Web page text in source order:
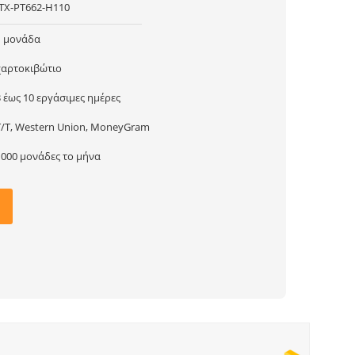
PT662-H110
μονάδα
έως 10 εργάσιμες ημέρες
T, Western Union, MoneyGram
μονάδες το μήνα